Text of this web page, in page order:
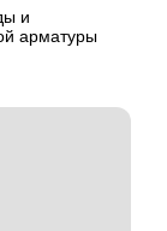
и
арматуры